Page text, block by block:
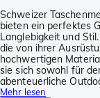
Schweizer
bieten ein perfektes
Langlebigkeit und
die von ihrer
hochwertigen
sie sich sowohl für
abenteuerliche
Mehr lesen